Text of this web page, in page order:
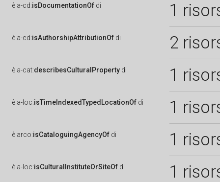
è a-cd:isDocumentationOf di 1
è a-cd:isAuthorshipAttributionOf di 2
è a-cat:describesCulturalProperty di 1
è a-loc:isTimeIndexedTypedLocationOf di 1
è arco:isCataloguingAgencyOf di 1
è a-loc:isCulturalInstituteOrSiteOf di 1